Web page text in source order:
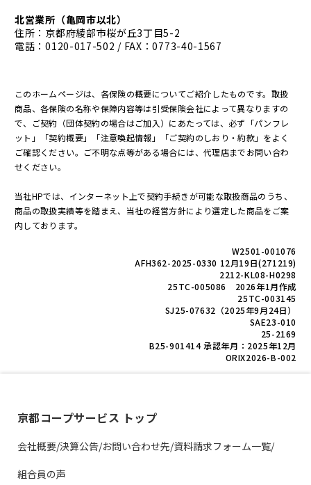
北営業所 （亀岡市以北）
住所：京都府綾部市桜が丘3丁目5-2
電話：0120-017-502 / FAX：0773-40-1567
このホームページは、各保険の概要についてご紹介したものです。取扱
商品、各保険の名称や保障内容等は引受保険会社によって異なりますの
で、ご契約（団体契約の場合はご加入）にあたっては、必ず「パンフレ
ット」「契約概要」「注意喚起情報」「ご契約のしおり・約款」をよく
ご確認ください。ご不明な点等がある場合には、代理店までお問い合わ
せください。
当社HPでは、インターネット上で契約手続きが可能な取扱商品のうち、
商品の取扱実績等を踏まえ、当社の経営方針により選定した商品をご案
内しております。
W2501-001076
AFH362-2025-0330 12月19日(271219)
2212-KL08-H0298
25TC-005086 2026年1月作成
25TC-003145
SJ25-07632（2025年9月24日）
SAE23-010
25-2169
B25-901414 承認年月：2025年12月
ORIX2026-B-002
京都コープサービス トップ
会社概要/決算公告/お問い合わせ先/資料請求フォーム一覧/
組合員の声